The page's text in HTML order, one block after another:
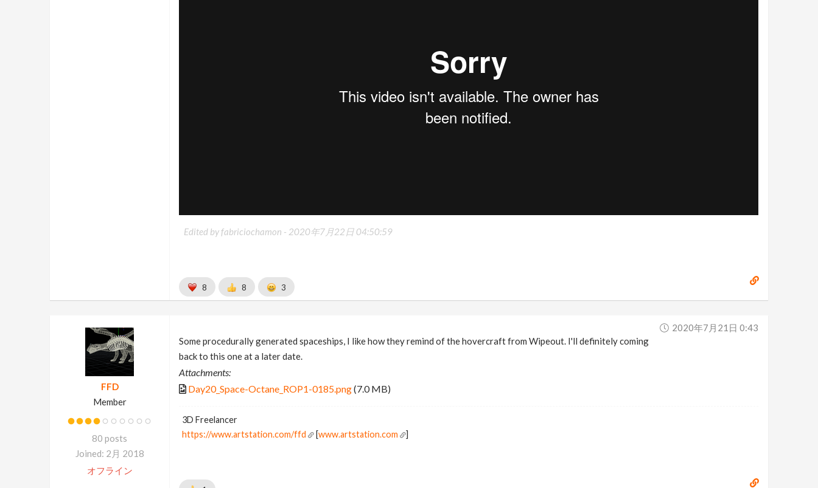
Edited by fabriciochamon - 2020年7月22日 04:50:59
8 8 3
FFD
Member
80 posts
Joined: 2月 2018
オフライン
2020年7月21日 0:43
Some procedurally generated spaceships, I like how they remind of the hovercraft from Wipeout. I'll definitely coming
back to this one at a later date.
Attachments:
Day20_Space-Octane_ROP1-0185.png(7.0 MB)
3D Freelancer
https://www.artstation.com/ffd
[www.artstation.com ]